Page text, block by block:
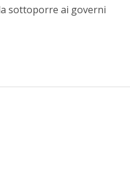
sottoporre ai governi